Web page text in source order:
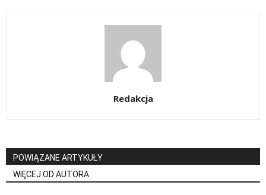
Redakcja
POWIĄZANE ARTYKUŁY
WIĘCEJ OD AUTORA